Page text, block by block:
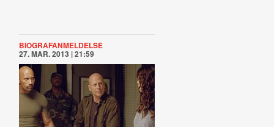
BIOGRAFANMELDELSE
27. MAR. 2013 | 21:59